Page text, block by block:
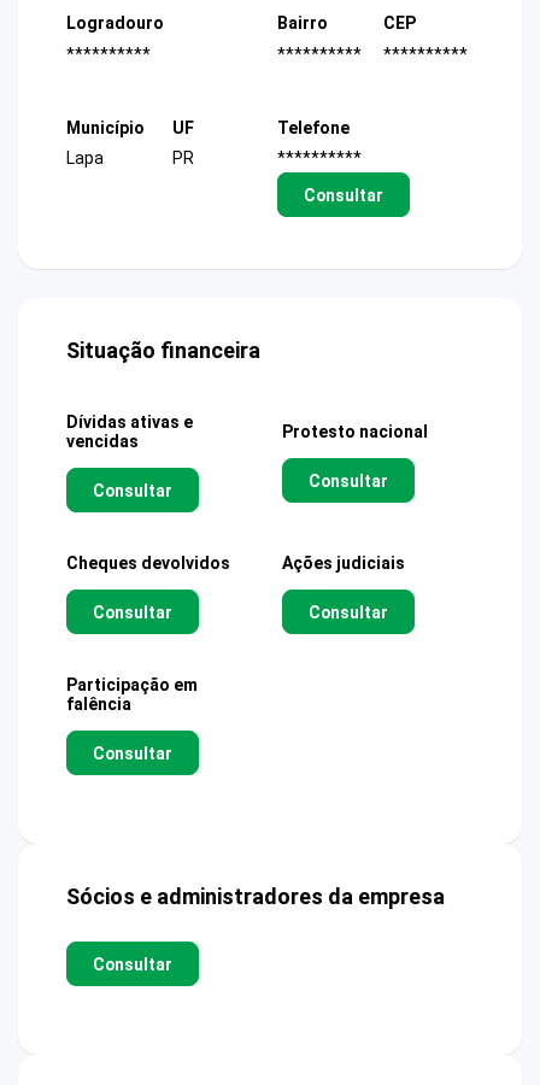
Logradouro
**********
Bairro
**********
CEP
**********
Município
Lapa
UF
PR
Telefone
**********
Consultar
Situação financeira
Dívidas ativas e
vencidas
Consultar
Protesto nacional
Consultar
Cheques devolvidos
Consultar
Ações judiciais
Consultar
Participação em
falência
Consultar
Sócios e administradores da empresa
Consultar